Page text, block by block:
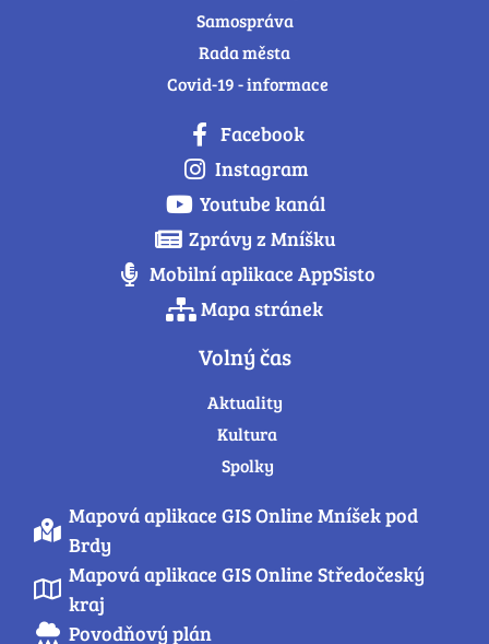
Samospráva
Rada města
Covid-19 - informace
Facebook
Instagram
Youtube kanál
Zprávy z Mníšku
Mobilní aplikace AppSisto
Mapa stránek
Volný čas
Aktuality
Kultura
Spolky
Mapová aplikace GIS Online Mníšek pod
Brdy
Mapová aplikace GIS Online Středočeský
kraj
Povodňový plán